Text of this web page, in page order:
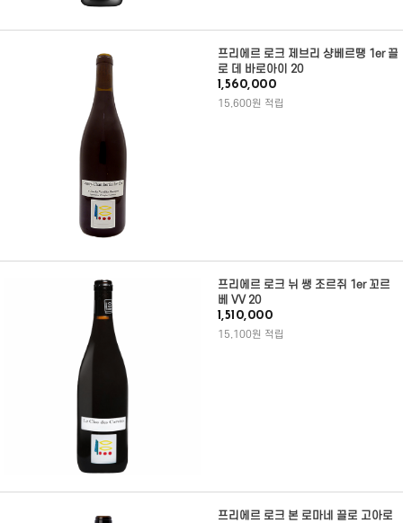
프리에르 로크 제브리 샹베르땡 1er 끌
로 데 바로아이 20
1,560,000
15,600원 적립
프리에르 로크 뉘 쌩 조르쥐 1er 꼬르
베 VV 20
1,510,000
15,100원 적립
프리에르 로크 본 로마네 끌로 고아로